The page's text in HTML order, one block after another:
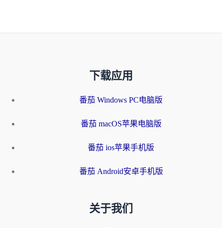
下载应用
番茄 Windows PC电脑版
番茄 macOS苹果电脑版
番茄 ios苹果手机版
番茄 Android安卓手机版
关于我们